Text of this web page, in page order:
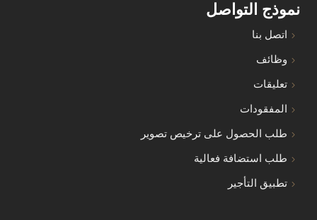
نموذج التواصل
اتصل بنا
وظائف
تعليقات
المفقودات
طلب الحصول على ترخيص تصوير
طلب استضافة فعالية
تطبيق التأجير